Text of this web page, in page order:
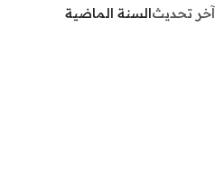
آخر تحديثالسنة الماضية